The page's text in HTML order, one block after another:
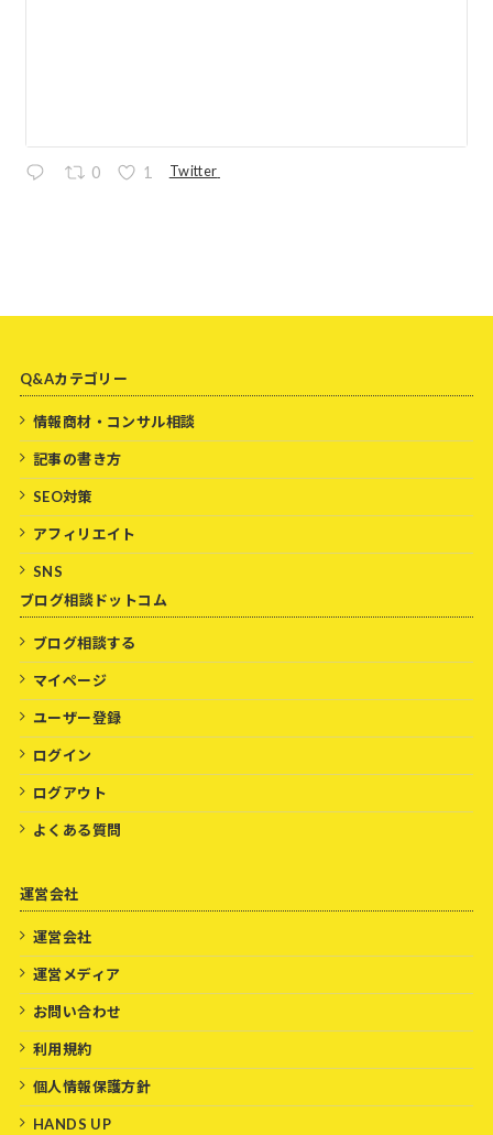
0 1 Twitter
Q&Aカテゴリー
情報商材・コンサル相談
記事の書き方
SEO対策
アフィリエイト
SNS
ブログ相談ドットコム
ブログ相談する
マイページ
ユーザー登録
ログイン
ログアウト
よくある質問
運営会社
運営会社
運営メディア
お問い合わせ
利用規約
個人情報保護方針
HANDS UP